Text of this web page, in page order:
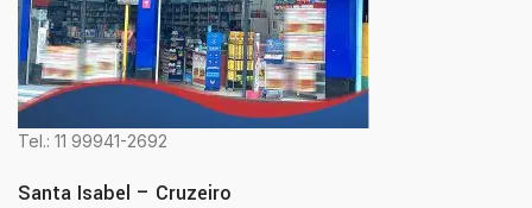
Tel.: 11 99941-2692
Santa Isabel – Cruzeiro